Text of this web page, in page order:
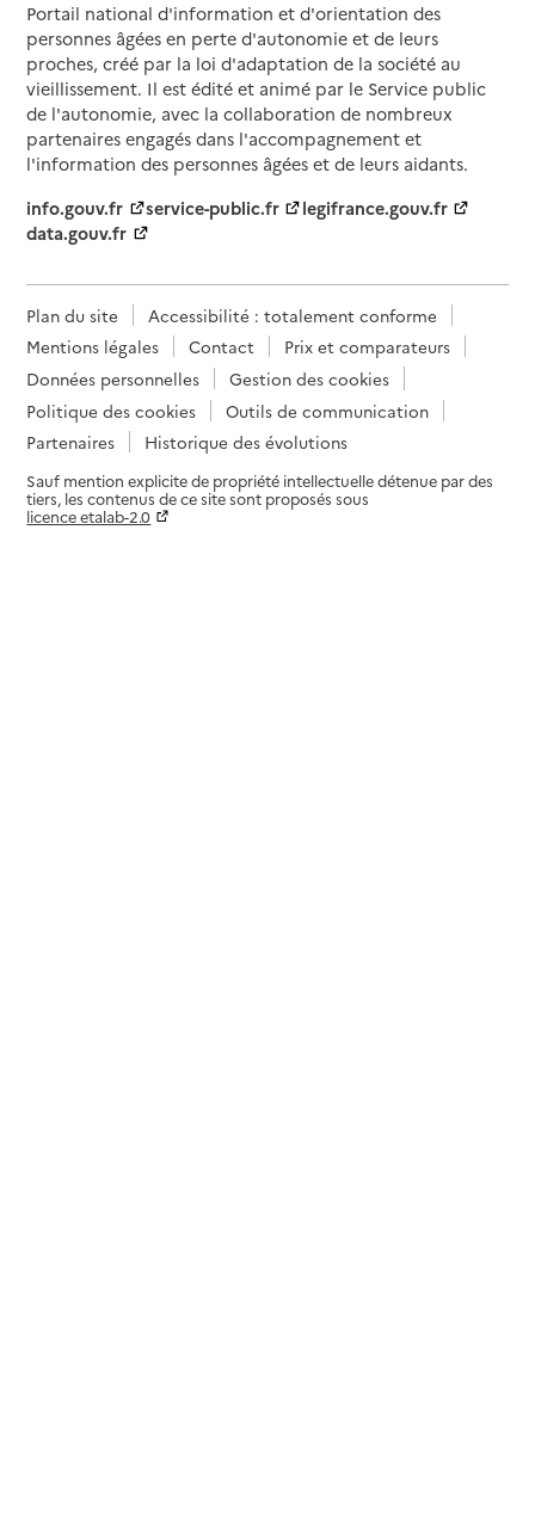
Portail national d'information et d'orientation des
personnes âgées en perte d'autonomie et de leurs
proches, créé par la loi d'adaptation de la société au
vieillissement. Il est édité et animé par le Service public
de l'autonomie, avec la collaboration de nombreux
partenaires engagés dans l'accompagnement et
l'information des personnes âgées et de leurs aidants.
info.gouv.fr
service-public.fr
legifrance.gouv.fr
data.gouv.fr
Plan du site
Accessibilité : totalement conforme
Mentions légales
Contact
Prix et comparateurs
Données personnelles
Gestion des cookies
Politique des cookies
Outils de communication
Partenaires
Historique des évolutions
Sauf mention explicite de propriété intellectuelle détenue par des
tiers, les contenus de ce site sont proposés sous
licence etalab-2.0